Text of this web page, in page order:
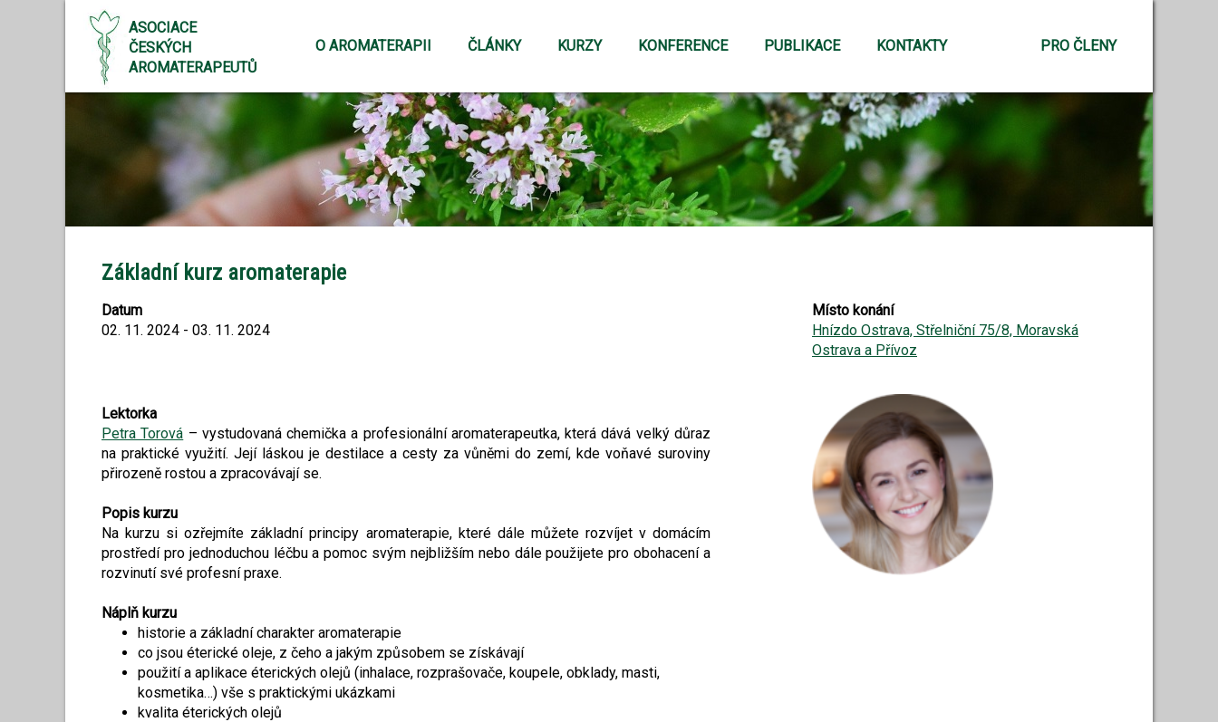
ASOCIACE
ČESKÝCH
AROMATERAPEUTŮ
O AROMATERAPII ČLÁNKY KURZY KONFERENCE PUBLIKACE KONTAKTY PRO ČLENY
Základní kurz aromaterapie
Datum
02. 11. 2024 - 03. 11. 2024
Místo konání
Hnízdo Ostrava, Střelniční 75/8, Moravská
Ostrava a Přívoz
Lektorka
Petra Torová – vystudovaná chemička a profesionální aromaterapeutka, která dává velký důraz
na praktické využití. Její láskou je destilace a cesty za vůněmi do zemí, kde voňavé suroviny
přirozeně rostou a zpracovávají se.
Popis kurzu
Na kurzu si ozřejmíte základní principy aromaterapie, které dále můžete rozvíjet v domácím
prostředí pro jednoduchou léčbu a pomoc svým nejbližším nebo dále použijete pro obohacení a
rozvinutí své profesní praxe.
Náplň kurzu
historie a základní charakter aromaterapie
co jsou éterické oleje, z čeho a jakým způsobem se získávají
použití a aplikace éterických olejů (inhalace, rozprašovače, koupele, obklady, masti,
kosmetika…) vše s praktickými ukázkami
kvalita éterických olejů